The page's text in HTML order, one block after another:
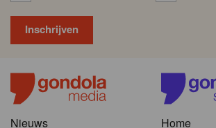
Nieuws
Home